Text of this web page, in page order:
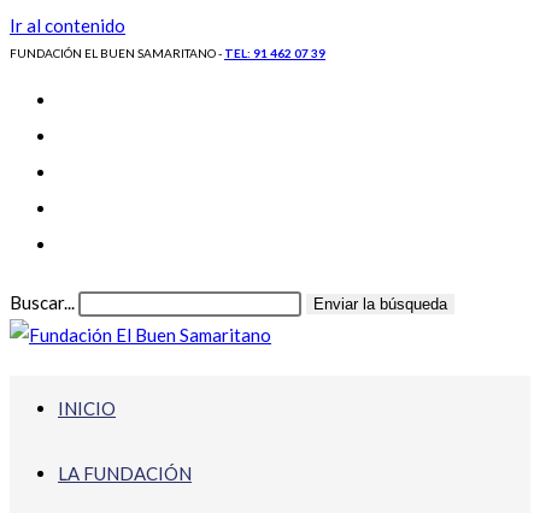
Ir al contenido
FUNDACIÓN EL BUEN SAMARITANO - TEL: 91 462 07 39
Buscar... Enviar la búsqueda
INICIO
LA FUNDACIÓN